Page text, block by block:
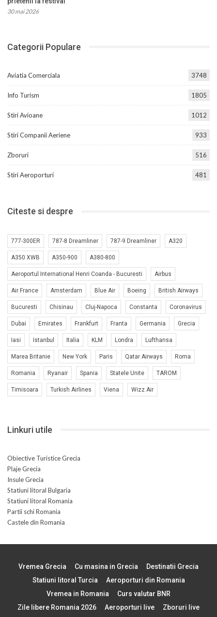
30 mai 2026
Categorii Populare
Aviatia Comerciala 3748
Info Turism 1805
Stiri Avioane 1012
Stiri Companii Aeriene 933
Zboruri 516
Stiri Aeroporturi 481
Citeste si despre
777-300ER 787-8 Dreamliner 787-9 Dreamliner A320
A350 XWB A350-900 A380-800
Aeroportul International Henri Coanda - Bucuresti Airbus
Air France Amsterdam Blue Air Boeing British Airways
Bucuresti Chisinau Cluj-Napoca Constanta Coronavirus
Dubai Emirates Frankfurt Franta Germania Grecia
Iasi Istanbul Italia KLM Londra Lufthansa
Marea Britanie New York Paris Qatar Airways Roma
Romania Ryanair Spania Statele Unite TAROM
Timisoara Turkish Airlines Viena Wizz Air
Linkuri utile
Obiective Turistice Grecia
Plaje Grecia
Insule Grecia
Statiuni litoral Bulgaria
Statiuni litoral Romania
Partii schi Romania
Castele din Romania
Vremea Grecia Cu masina in Grecia
Destinatii Grecia
Statiuni litoral Turcia
Aeroporturi din Romania
Vremea in Romania
Curs valutar BNR
Zile libere Romania 2026
Aeroporturi live
Zboruri live